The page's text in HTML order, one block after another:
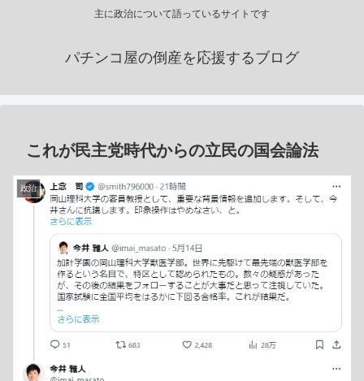
主に政治について語っているサイトです
パチンコ屋の倒産を応援するブログ
これが民主党時代からの立民の国会論法
政治